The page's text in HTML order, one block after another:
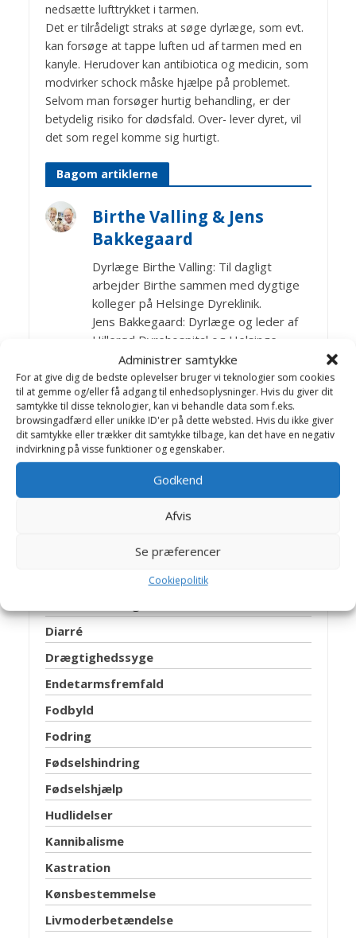
Administrer samtykke
For at give dig de bedste oplevelser bruger vi teknologier som cookies
til at gemme og/eller få adgang til enhedsoplysninger. Hvis du giver dit
samtykke til disse teknologier, kan vi behandle data som f.eks.
browsingadfærd eller unikke ID'er på dette websted. Hvis du ikke giver
dit samtykke eller trækker dit samtykke tilbage, kan det have en negativ
indvirkning på visse funktioner og egenskaber.
Godkend
Afvis
Se præferencer
Cookiepolitik
nedsætte lufttrykket i tarmen.
Det er tilrådeligt straks at søge dyrlæge, som evt.
kan forsøge at tappe luften ud af tarmen med en
kanyle. Herudover kan antibiotica og medicin, som
modvirker schock måske hjælpe på problemet.
Selvom man forsøger hurtig behandling, er der
betydelig risiko for dødsfald. Over- lever dyret, vil
det som regel komme sig hurtigt.
Bagom artiklerne
Birthe Valling & Jens
Bakkegaard
Dyrlæge Birthe Valling: Til dagligt
arbejder Birthe sammen med dygtige
kolleger på Helsinge Dyreklinik.
Jens Bakkegaard: Dyrlæge og leder af
Hillerød Dyrehospital og Helsinge
Hestehospital. En travl hverdag med
mange spændende opgaver, -som
giver stof til artikler på Dyrlægevagten
Artikler Gnavere Marsvin
ABC i rigtig pleje
Diarré
Drægtighedssyge
Endetarmsfremfald
Fodbyld
Fodring
Fødselshindring
Fødselshjælp
Hudlidelser
Kannibalisme
Kastration
Kønsbestemmelse
Livmoderbetændelse